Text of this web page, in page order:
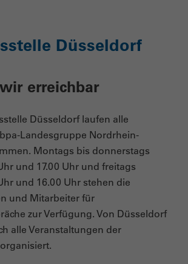
Düsseldorf
erreichbar
Düsseldorf laufen alle
Landesgruppe Nordrhein-
Montags bis donnerstags
und 17.00 Uhr und freitags
und 16.00 Uhr stehen die
und Mitarbeiter für
zur Verfügung. Von Düsseldorf
alle Veranstaltungen der